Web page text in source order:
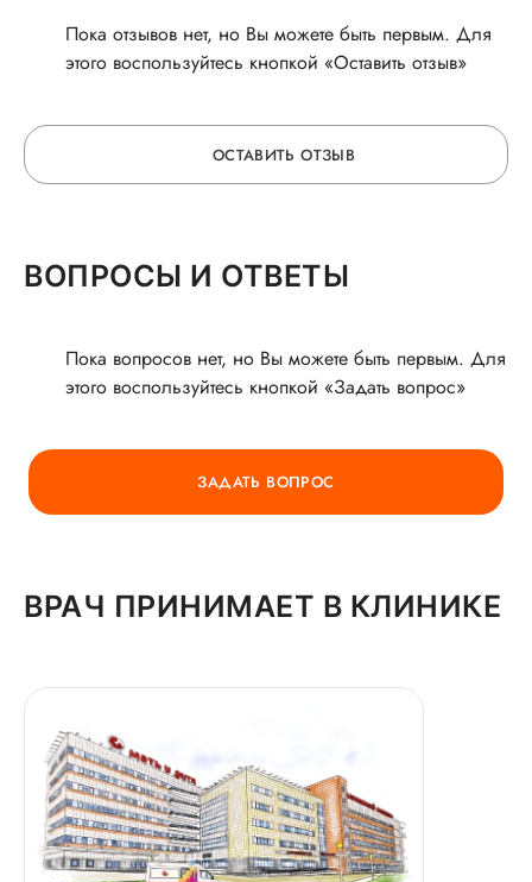
Пока отзывов нет, но Вы можете быть первым. Для
этого воспользуйтесь кнопкой «Оставить отзыв»
ОСТАВИТЬ ОТЗЫВ
ГОРЯЧАЯ ЛИНИЯ КАЧЕСТВА
ВОПРОСЫ И ОТВЕТЫ
Пока вопросов нет, но Вы можете быть первым. Для
этого воспользуйтесь кнопкой «Задать вопрос»
ЗАДАТЬ ВОПРОС
ВРАЧ ПРИНИМАЕТ В КЛИНИКЕ